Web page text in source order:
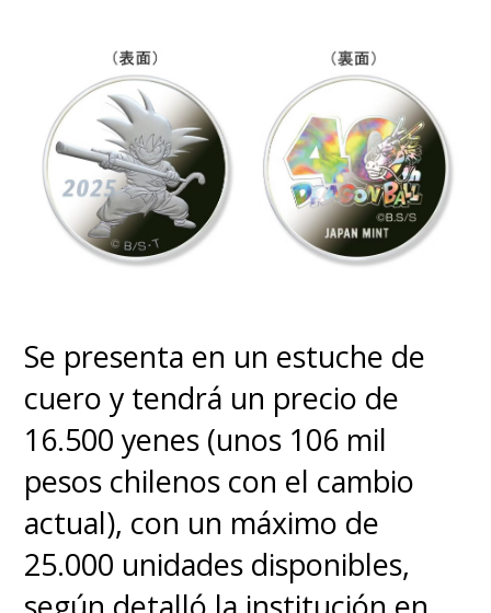
Se presenta en un estuche de
cuero y tendrá un precio de
16.500 yenes (unos 106 mil
pesos chilenos con el cambio
actual), con un máximo de
25.000 unidades disponibles,